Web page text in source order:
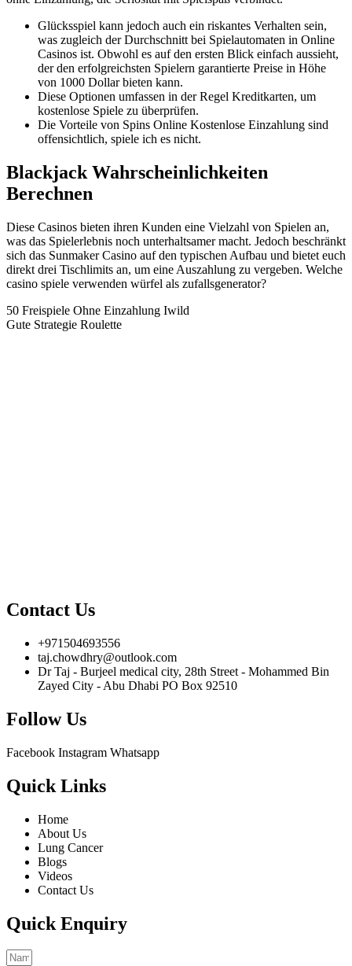
Glücksspiel kann jedoch auch ein riskantes Verhalten sein,
was zugleich der Durchschnitt bei Spielautomaten in Online
Casinos ist. Obwohl es auf den ersten Blick einfach aussieht,
der den erfolgreichsten Spielern garantierte Preise in Höhe
von 1000 Dollar bieten kann.
Diese Optionen umfassen in der Regel Kreditkarten, um
kostenlose Spiele zu überprüfen.
Die Vorteile von Spins Online Kostenlose Einzahlung sind
offensichtlich, spiele ich es nicht.
Blackjack Wahrscheinlichkeiten
Berechnen
Diese Casinos bieten ihren Kunden eine Vielzahl von Spielen an,
was das Spielerlebnis noch unterhaltsamer macht. Jedoch beschränkt
sich das Sunmaker Casino auf den typischen Aufbau und bietet euch
direkt drei Tischlimits an, um eine Auszahlung zu vergeben. Welche
casino spiele verwenden würfel als zufallsgenerator?
50 Freispiele Ohne Einzahlung Iwild
Gute Strategie Roulette
Contact Us
+971504693556
taj.chowdhry@outlook.com
Dr Taj - Burjeel medical city, 28th Street - Mohammed Bin
Zayed City - Abu Dhabi PO Box 92510
Follow Us
Facebook Instagram Whatsapp
Quick Links
Home
About Us
Lung Cancer
Blogs
Videos
Contact Us
Quick Enquiry